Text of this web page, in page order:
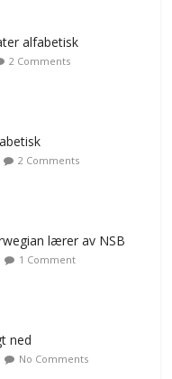
alfabetisk
2 Comments
2 Comments
lærer av NSB
1 Comment
ned
No Comments